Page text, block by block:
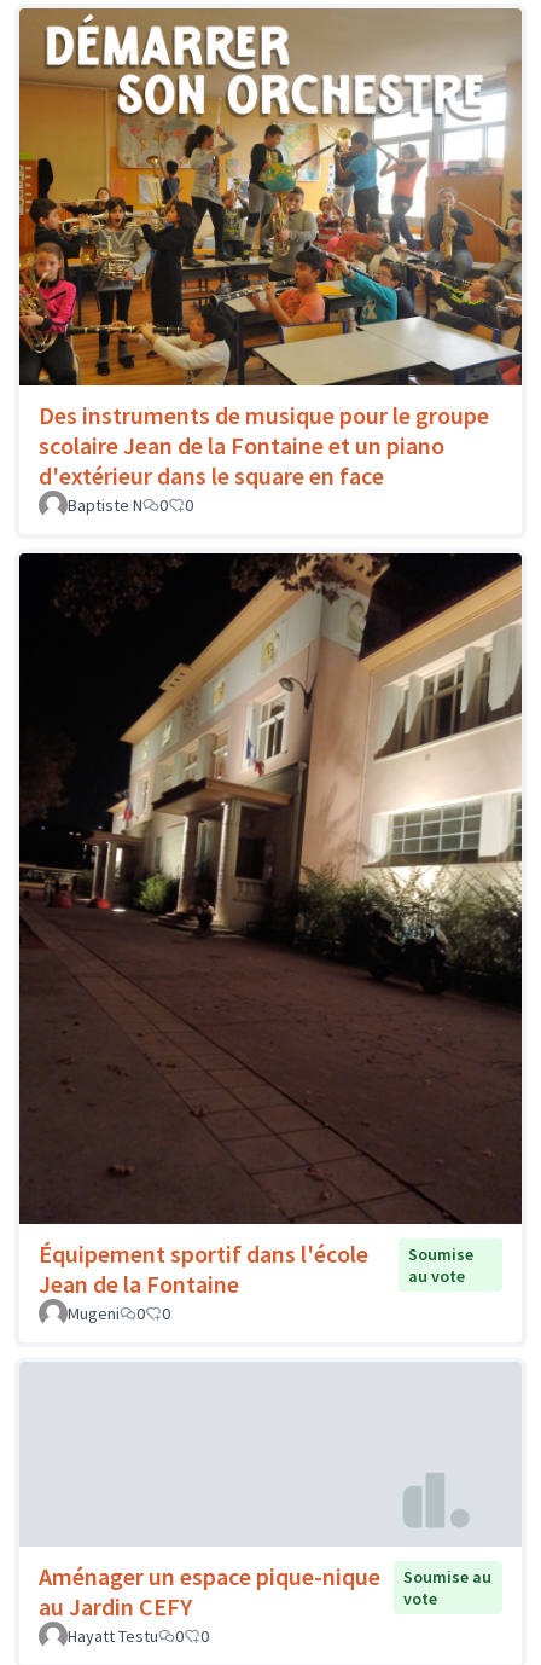
Des instruments de musique pour le groupe
scolaire Jean de la Fontaine et un piano
d'extérieur dans le square en face
Baptiste N 0 0
Équipement sportif dans l'école
Jean de la Fontaine
Soumise
au vote
Mugeni
0 0
Aménager un espace pique-nique
au Jardin CEFY
Soumise au
vote
Hayatt Testu
0 0